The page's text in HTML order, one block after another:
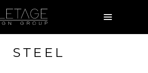
STEEL